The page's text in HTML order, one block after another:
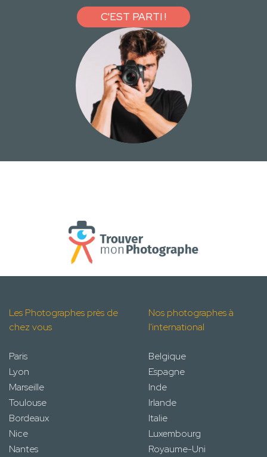
C'EST PARTI !
Les Photographes près de
chez vous
Paris
Lyon
Marseille
Toulouse
Bordeaux
Nice
Nantes
Nos photographes à
l'international
Belgique
Espagne
Inde
Irlande
Italie
Luxembourg
Royaume-Uni